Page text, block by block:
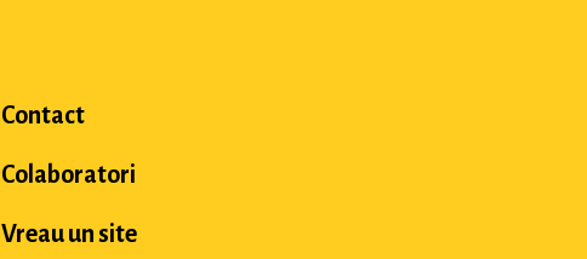
Contact
Colaboratori
Vreau un site